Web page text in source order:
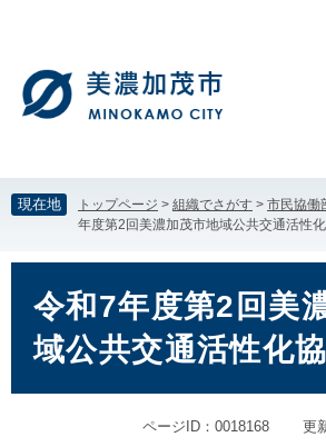
す。
し
て
本
へ
現在地 トップページ > 組織でさがす > 市民協働
年度第2回美濃加茂市地域公共交通活性
令和7年度第2回美
域公共交通活性化
ページID：0018168 更